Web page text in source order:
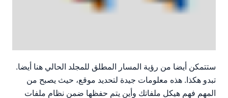
ستتمكن أيضا من رؤية المسار المطلق للمجلد الحالي هنا أيضا.
تبدو هكذا. هذه معلومات جيدة لتحديد موقع، حيث يصبح من
المهم فهم هيكل ملفاتك وأين يتم حفظها ضمن نظام ملفات